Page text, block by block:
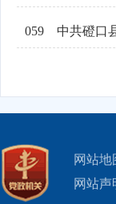
059 中共磴口
网站地
网站声